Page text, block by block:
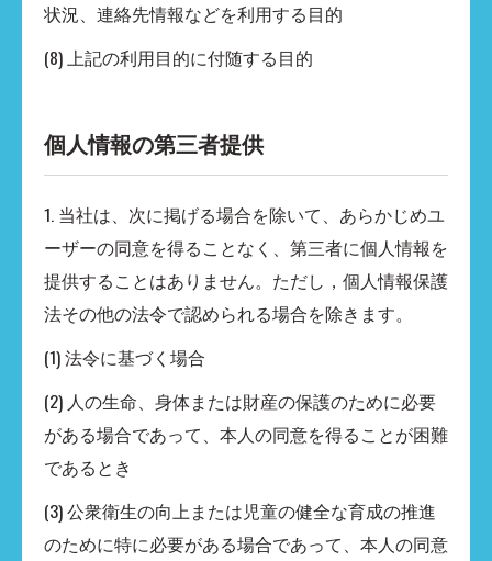
状況、連絡先情報などを利用する目的
(8) 上記の利用目的に付随する目的
個人情報の第三者提供
1. 当社は、次に掲げる場合を除いて、あらかじめユ
ーザーの同意を得ることなく、第三者に個人情報を
提供することはありません。ただし，個人情報保護
法その他の法令で認められる場合を除きます。
(1) 法令に基づく場合
(2) 人の生命、身体または財産の保護のために必要
がある場合であって、本人の同意を得ることが困難
であるとき
(3) 公衆衛生の向上または児童の健全な育成の推進
のために特に必要がある場合であって、本人の同意